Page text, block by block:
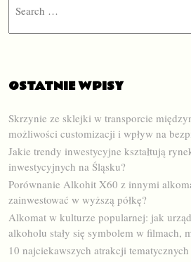
OSTATNIE WPISY
Skrzynie ze sklejki w transporcie
możliwości customizacji i wpływ na
Jakie trendy inwestycyjne kształtują
inwestycyjnych na Śląsku?
Porównanie Alkohit X60 z innymi
zainwestować w wyższą półkę?
Alkomat w kulturze popularnej: jak
alkoholu stały się symbolem w filmach,
10 najciekawszych atrakcji